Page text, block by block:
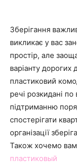
Зберігання
викликає у вас
простір, але
варіанту дорогих
пластиковий
речі розкидані
підтриманню
спостерігати
організації
Також хочемо
пластиковый